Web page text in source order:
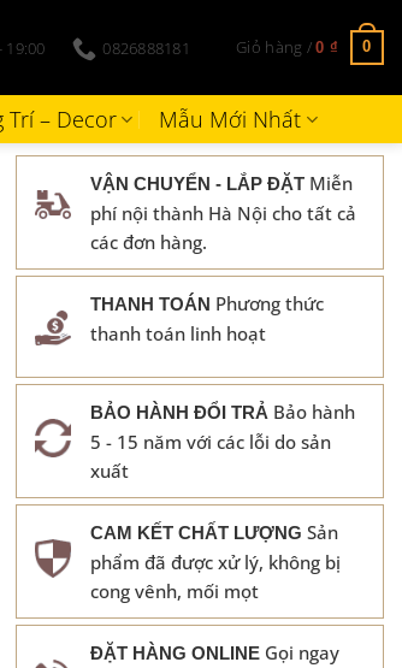
19:00 0826888181 Giỏ hàng /0 ₫ 0
Trí – Decor Mẫu Mới Nhất
VẬN CHUYỂN - LẮP ĐẶT Miễn
phí nội thành Hà Nội cho tất cả
các đơn hàng.
THANH TOÁN Phương thức
thanh toán linh hoạt
BẢO HÀNH ĐỔI TRẢ Bảo hành
5 - 15 năm với các lỗi do sản
xuất
CAM KẾT CHẤT LƯỢNG Sản
phẩm đã được xử lý, không bị
cong vênh, mối mọt
ĐẶT HÀNG ONLINE Gọi ngay